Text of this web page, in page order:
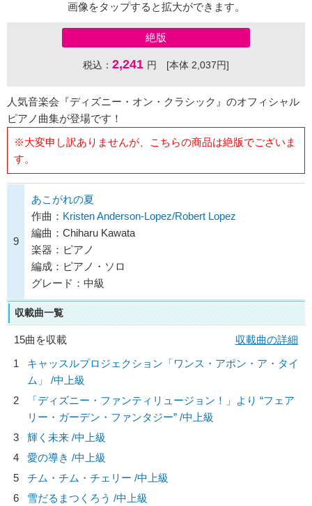
画像をタップすると拡大ができます。
絶版
税込： 2,241 円 [本体 2,037円]
人気音楽会『ディズニー・オン・クラシック』のオフィシャル
ピアノ曲集が登場です！
※大変申し訳ありませんが、こちらの商品は絶版でございま
す。
9
あこがれの夏
作曲： Kristen Anderson-Lopez/Robert Lopez
編曲：Chiharu Kawata
楽器：ピアノ
編成：ピアノ・ソロ
グレード：中級
収載曲一覧
15曲を収載
収載曲の詳細
1
キャッスルプロジェクション「ワンス・アポン・ア・タイ
ム」 /中上級
2
「ディズニー・ファンティリュージョン！」より “フェア
リー・ガーデン・ファンタジー” /中上級
3
輝く未来 /中上級
4
愛の導き /中上級
5
チム・チム・チェリー /中上級
6
雪だるまつくろう /中上級